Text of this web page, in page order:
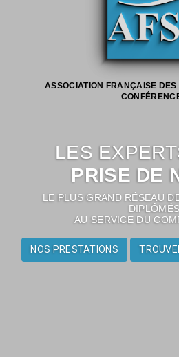
ASSOCIATION FRANÇAISE DES
LES
PRISE DE
LE PLUS GRAND RÉSEAU
DIPLÔMÉS
AU SERVICE DU
NOS PRESTATIONS